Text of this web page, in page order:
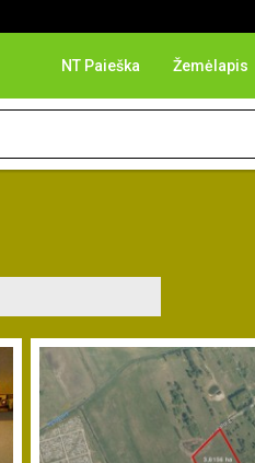
NT Paieška Žemėlapis